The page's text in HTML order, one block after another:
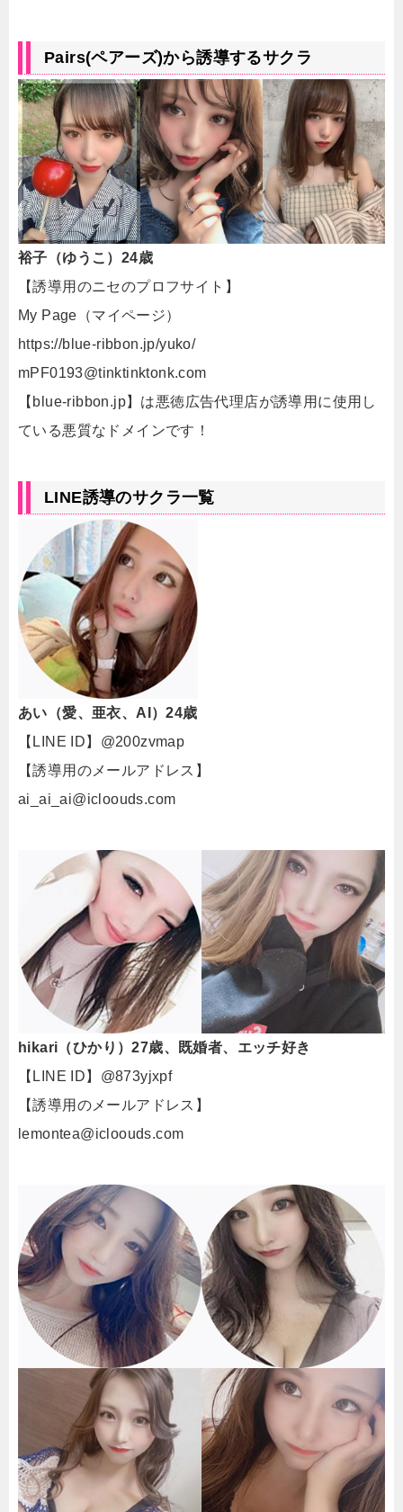
Pairs(ペアーズ)から誘導するサクラ
裕子（ゆうこ）24歳
【誘導用のニセのプロフサイト】
My Page（マイページ）
https://blue-ribbon.jp/yuko/
mPF0193@tinktinktonk.com
【blue-ribbon.jp】は悪徳広告代理店が誘導用に使用し
ている悪質なドメインです！
LINE誘導のサクラ一覧
あい（愛、亜衣、AI）24歳
【LINE ID】@200zvmap
【誘導用のメールアドレス】
ai_ai_ai@icloouds.com
hikari（ひかり）27歳、既婚者、エッチ好き
【LINE ID】@873yjxpf
【誘導用のメールアドレス】
lemontea@icloouds.com